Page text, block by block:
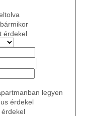
érdekel
legyen
érdekel